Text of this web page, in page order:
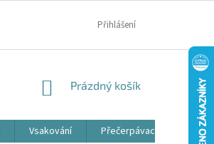
Přihlášení
NÁKUPNÍ
Prázdný košík
Vsakování Přečerpávací jímky